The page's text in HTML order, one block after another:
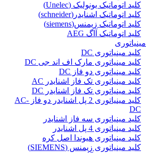
کلید اتوماتیک یونولیک (Unelec)
کلید اتوماتیک اشنایدر(schneider)
کلید اتوماتیک زیمنس(siemens)
کلید اتوماتیک آاگ AEG
کلید مینیاتوری DC
کلید مینیاتوری مارک اف اند جی DC
کلید مینیاتوری دو فاز DC
کلید مینیاتوری تک فاز اشنایدر AC
کلید مینیاتوری تک فاز اشنایدر DC
کلید مینیاتوری 2 پل اشنایدر دو فاز AC-
DC
کلید مینیاتوری سه فاز اشنایدر
کلید مینیاتوری 4 پل اشنایدر
کلید مینیاتوری هیوندا اصل کره
کلید مینیاتوری زیمنس (SIEMENS)